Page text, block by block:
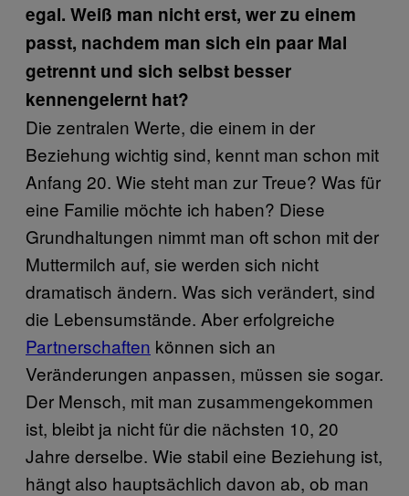
egal. Weiß man nicht erst, wer zu einem
passt, nachdem man sich ein paar Mal
getrennt und sich selbst besser
kennengelernt hat?
Die zentralen Werte, die einem in der
Beziehung wichtig sind, kennt man schon mit
Anfang 20. Wie steht man zur Treue? Was für
eine Familie möchte ich haben? Diese
Grundhaltungen nimmt man oft schon mit der
Muttermilch auf, sie werden sich nicht
dramatisch ändern. Was sich verändert, sind
die Lebensumstände. Aber erfolgreiche
Partnerschaften können sich an
Veränderungen anpassen, müssen sie sogar.
Der Mensch, mit man zusammengekommen
ist, bleibt ja nicht für die nächsten 10, 20
Jahre derselbe. Wie stabil eine Beziehung ist,
hängt also hauptsächlich davon ab, ob man